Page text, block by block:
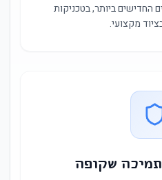
החדישים ביותר, בטכניקות
מקצועי.
שקופה